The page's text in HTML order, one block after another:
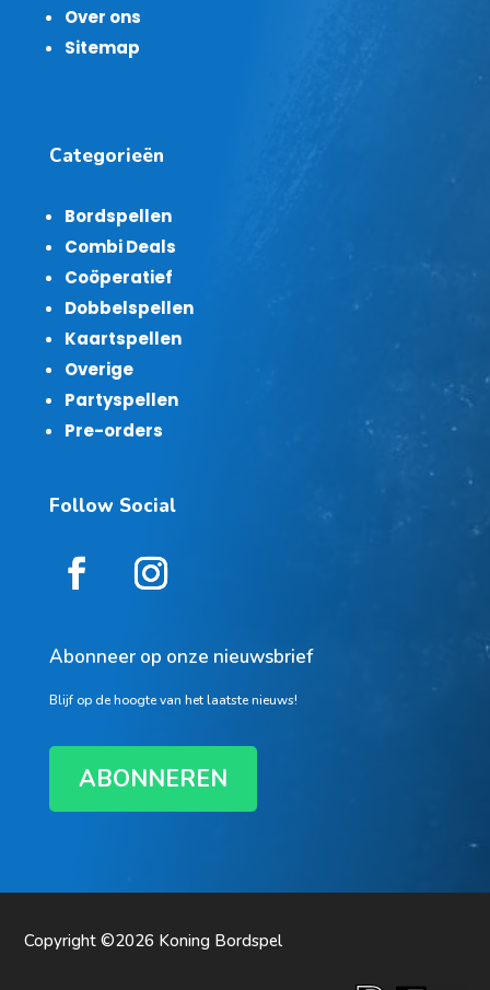
Over ons
Sitemap
Categorieën
Bordspellen
Combi Deals
Coöperatief
Dobbelspellen
Kaartspellen
Overige
Partyspellen
Pre-orders
Follow Social
Abonneer op onze nieuwsbrief
Blijf op de hoogte van het laatste nieuws!
ABONNEREN
Copyright ©2026 Koning Bordspel